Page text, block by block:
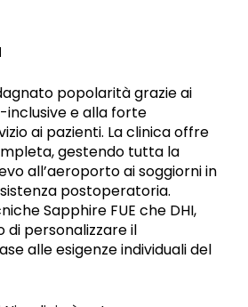
popolarità grazie ai
e alla forte
ai pazienti. La clinica offre
gestendo tutta la
all’aeroporto ai soggiorni in
postoperatoria.
Sapphire FUE che DHI,
personalizzare il
alle esigenze individuali del